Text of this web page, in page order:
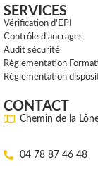
SERVICES
Vérification d'EPI
Contrôle d'ancrages
Audit sécurité
Règlementation
Règlementation
CONTACT
Chemin de la
04 78 87 46 48